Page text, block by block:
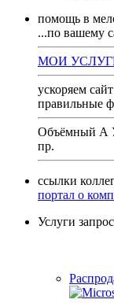
помощь в
...по вашему
МОИ
ускоряем
правильные
Объёмный А
пр.
ссылки
портал о
Услуги